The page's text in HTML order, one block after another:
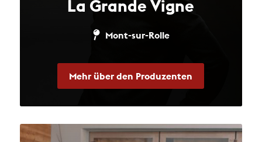
La Grande Vigne
Mont-sur-Rolle
Mehr über den Produzenten